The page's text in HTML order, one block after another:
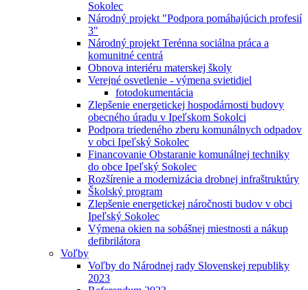
Sokolec
Národný projekt "Podpora pomáhajúcich profesií
3"
Národný projekt Terénna sociálna práca a
komunitné centrá
Obnova interiéru materskej školy
Verejné osvetlenie - výmena svietidiel
fotodokumentácia
Zlepšenie energetickej hospodárnosti budovy
obecného úradu v Ipeľskom Sokolci
Podpora triedeného zberu komunálnych odpadov
v obci Ipeľský Sokolec
Financovanie Obstaranie komunálnej techniky
do obce Ipeľský Sokolec
Rozšírenie a modernizácia drobnej infraštruktúry
Školský program
Zlepšenie energetickej náročnosti budov v obci
Ipeľský Sokolec
Výmena okien na sobášnej miestnosti a nákup
defibrilátora
Voľby
Voľby do Národnej rady Slovenskej republiky
2023